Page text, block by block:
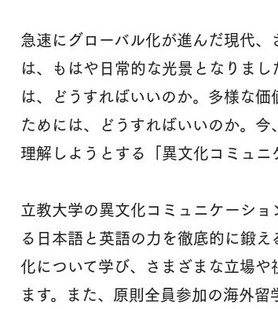
急速にグローバル化が進んだ現代
は、もはや日常的な光景となりま
は、どうすればいいのか。多様な
ためには、どうすればいいのか。
理解しようとする「異文化コミュニ
立教大学の異文化コミュニケーシ
る日本語と英語の力を徹底的に鍛
化について学び、さまざまな立場
ます。また、原則全員参加の海外